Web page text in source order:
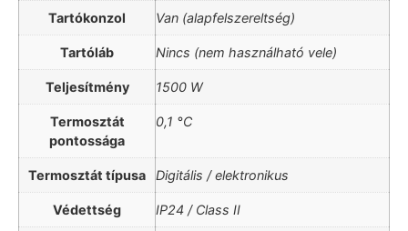
Tartókonzol Van (alapfelszereltség)
Tartóláb Nincs (nem használható vele)
Teljesítmény 1500 W
Termosztát
pontossága
0,1 °C
Termosztát típusa Digitális / elektronikus
Védettség IP24 / Class II